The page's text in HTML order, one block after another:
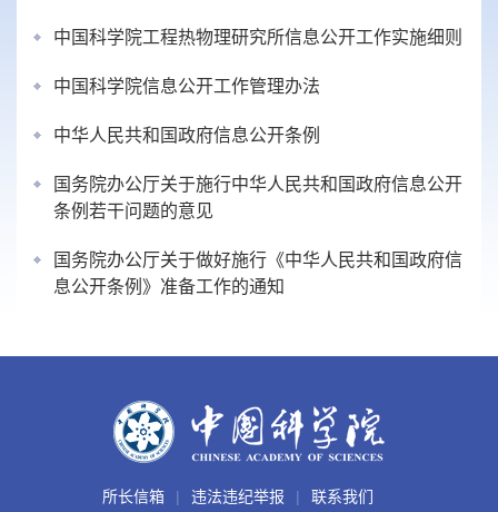
中国科学院工程热物理研究所信息公开工作实施细则
中国科学院信息公开工作管理办法
中华人民共和国政府信息公开条例
国务院办公厅关于施行中华人民共和国政府信息公开
条例若干问题的意见
国务院办公厅关于做好施行《中华人民共和国政府信
息公开条例》准备工作的通知
所长信箱 违法违纪举报 联系我们